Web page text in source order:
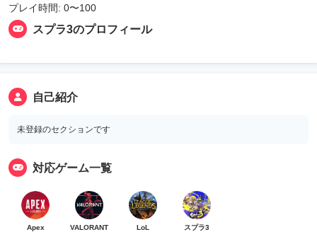
プレイ時間: 0〜100
スプラ3のプロフィール
自己紹介
未登録のセクションです
対応ゲーム一覧
Apex VALORANT LoL スプラ3